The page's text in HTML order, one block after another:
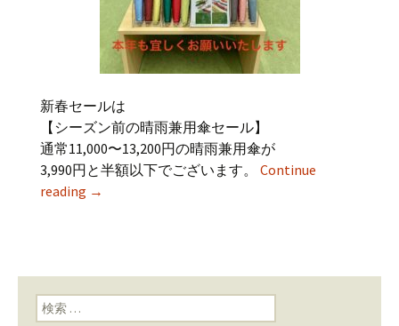
新春セールは
【シーズン前の晴雨兼用傘セール】
通常11,000〜13,200円の晴雨兼用傘が
3,990円と半額以下でございます。 Continue
reading →
検索: